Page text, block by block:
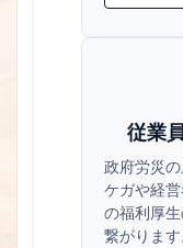
従業
政府労災
ケガや経
の福利厚
繋がります